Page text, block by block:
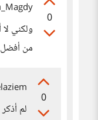
0
من أفضل
0
لم